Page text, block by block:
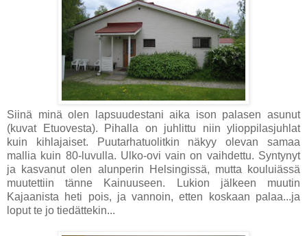
Siinä minä olen lapsuudestani aika ison palasen asunut
(kuvat Etuovesta). Pihalla on juhlittu niin ylioppilasjuhlat
kuin kihlajaiset. Puutarhatuolitkin näkyy olevan samaa
mallia kuin 80-luvulla. Ulko-ovi vain on vaihdettu. Syntynyt
ja kasvanut olen alunperin Helsingissä, mutta kouluiässä
muutettiin tänne Kainuuseen. Lukion jälkeen muutin
Kajaanista heti pois, ja vannoin, etten koskaan palaa...ja
loput te jo tiedättekin...